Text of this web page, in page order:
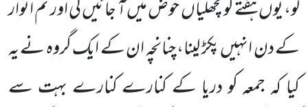
لو، یوں ہفتے کو مچھلیاں حوض میں آ جائیں گی اور تم اتوار
کے دن انہیں پکڑ لینا، چنانچہ ان کے ایک گروہ نے یہ
کیا کہ جمعہ کو دریا کے کنارے کنارے بہت سے